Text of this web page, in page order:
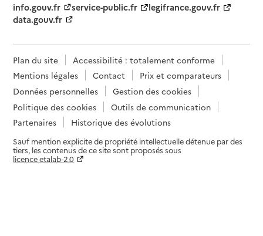
info.gouv.fr
service-public.fr
legifrance.gouv.fr
data.gouv.fr
Plan du site
Accessibilité : totalement conforme
Mentions légales
Contact
Prix et comparateurs
Données personnelles
Gestion des cookies
Politique des cookies
Outils de communication
Partenaires
Historique des évolutions
Sauf mention explicite de propriété intellectuelle détenue par des
tiers, les contenus de ce site sont proposés sous
licence etalab-2.0